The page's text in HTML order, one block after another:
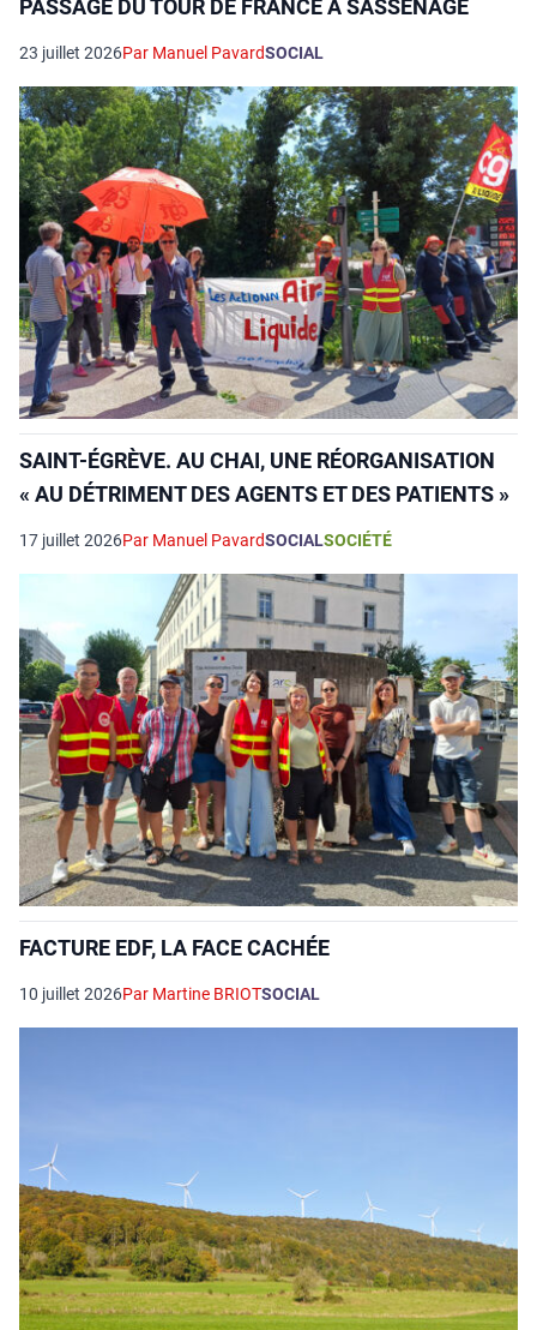
PASSAGE DU TOUR DE FRANCE À SASSENAGE
23 juillet 2026Par Manuel PavardSOCIAL
SAINT-ÉGRÈVE. AU CHAI, UNE RÉORGANISATION
« AU DÉTRIMENT DES AGENTS ET DES PATIENTS »
17 juillet 2026Par Manuel PavardSOCIALSOCIÉTÉ
FACTURE EDF, LA FACE CACHÉE
10 juillet 2026Par Martine BRIOTSOCIAL